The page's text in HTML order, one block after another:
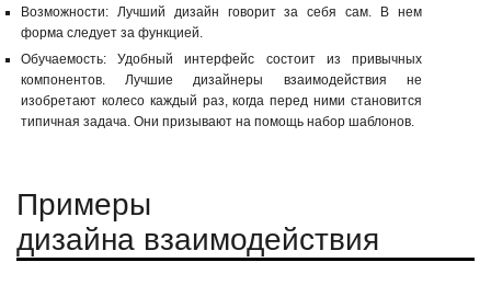
Возможности: Лучший дизайн говорит за себя сам. В нем
форма следует за функцией.
Обучаемость: Удобный интерфейс состоит из привычных
компонентов. Лучшие дизайнеры взаимодействия не
изобретают колесо каждый раз, когда перед ними становится
типичная задача. Они призывают на помощь набор шаблонов.
Примеры
дизайна взаимодействия